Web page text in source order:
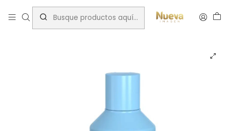
Inicio Shampoo / Acondicionador
Salonline todecacho acondicionador coco 300 ml